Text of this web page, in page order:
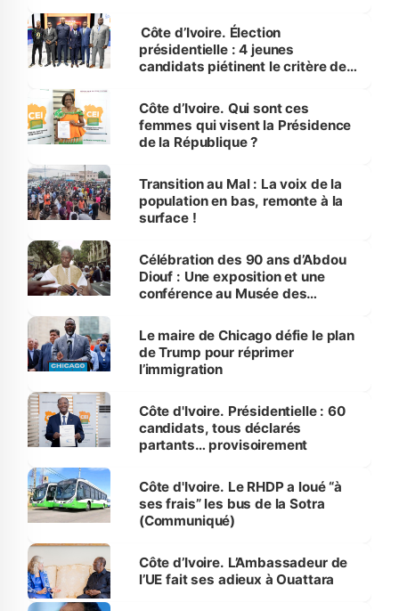
Côte d’Ivoire. Élection
présidentielle : 4 jeunes
candidats piétinent le critère de
Côte d’Ivoire. Qui sont ces
femmes qui visent la Présidence
de la République ?
Transition au Mal : La voix de la
population en bas, remonte à la
surface !
Célébration des 90 ans d’Abdou
Diouf : Une exposition et une
conférence au Musée des
Le maire de Chicago défie le plan
de Trump pour réprimer
l’immigration
Côte d'Ivoire. Présidentielle : 60
candidats, tous déclarés
partants… provisoirement
Côte d'Ivoire. Le RHDP a loué “à
ses frais” les bus de la Sotra
(Communiqué)
Côte d’Ivoire. L’Ambassadeur de
l’UE fait ses adieux à Ouattara